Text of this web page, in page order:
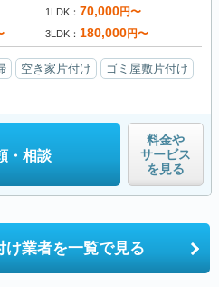
1LDK 70,000円〜
3LDK 180,000円〜
空き家片付け
ゴミ屋敷片付け
・相談
料金や
サービス
を見る
け業者を一覧で見る